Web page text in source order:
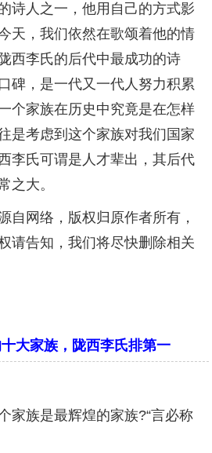
诗人之一，他用自己的方式影
天，我们依然在歌颂着他的情
西李氏的后代中最成功的诗
碑，是一代又一代人努力积累
个家族在历史中究竟是在怎样
是考虑到这个家族对我们国家
李氏可谓是人才辈出，其后代
之大。
自网络，版权归原作者所有，
请告知，我们将尽快删除相关
大家族，陇西李氏排第一
族是最辉煌的家族?“言必称